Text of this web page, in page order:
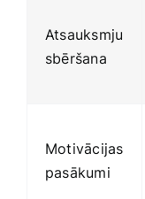
Atsauksmju
sbēršana
Motivācijas
pasākumi